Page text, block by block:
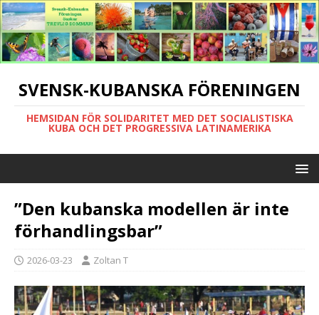
SVENSK-KUBANSKA FÖRENINGEN
HEMSIDAN FÖR SOLIDARITET MED DET SOCIALISTISKA
KUBA OCH DET PROGRESSIVA LATINAMERIKA
”Den kubanska modellen är inte
förhandlingsbar”
2026-03-23 Zoltan T